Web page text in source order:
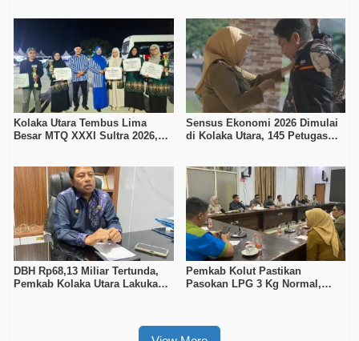
Kolaka Utara Tembus Lima
Besar MTQ XXXI Sultra 2026,
Sensus Ekonomi 2026 Dimulai
di Kolaka Utara, 145 Petugas
DBH Rp68,13 Miliar Tertunda,
Pemkab Kolaka Utara Lakukan
Pemkab Kolut Pastikan
Pasokan LPG 3 Kg Normal,